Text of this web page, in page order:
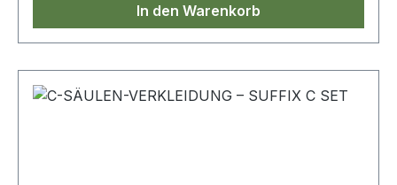
In den Warenkorb